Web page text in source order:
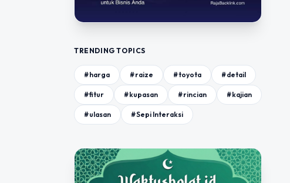
TRENDING TOPICS
#harga #raize #toyota #detail
#fitur #kupasan #rincian #kajian
#ulasan #Sepi Interaksi